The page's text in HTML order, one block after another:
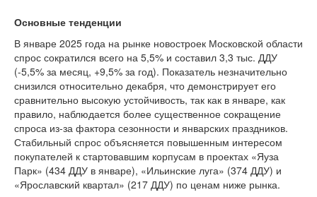
Основные тенденции
В январе 2025 года на рынке новостроек Московской области
спрос сократился всего на 5,5% и составил 3,3 тыс. ДДУ
(-5,5% за месяц, +9,5% за год). Показатель незначительно
снизился относительно декабря, что демонстрирует его
сравнительно высокую устойчивость, так как в январе, как
правило, наблюдается более существенное сокращение
спроса из-за фактора сезонности и январских праздников.
Стабильный спрос объясняется повышенным интересом
покупателей к стартовавшим корпусам в проектах «Яуза
Парк» (434 ДДУ в январе), «Ильинские луга» (374 ДДУ) и
«Ярославский квартал» (217 ДДУ) по ценам ниже рынка.